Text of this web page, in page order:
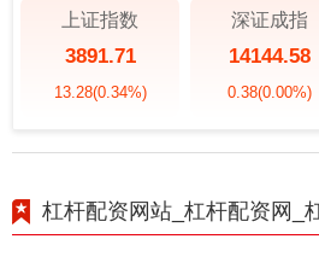
上证指数
3891.71
13.28(0.34%)
深证成指
14144.58
0.38(0.00%)
杠杆配资网站_杠杆配资网_